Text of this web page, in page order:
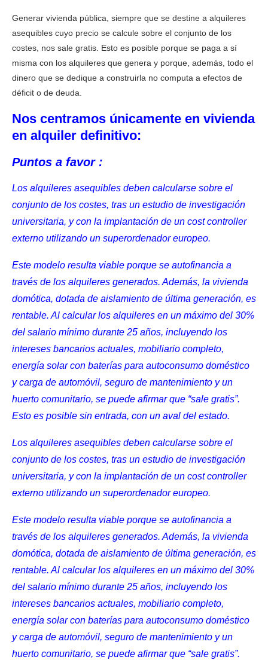
Generar vivienda pública, siempre que se destine a alquileres
asequibles cuyo precio se calcule sobre el conjunto de los
costes, nos sale gratis. Esto es posible porque se paga a sí
misma con los alquileres que genera y porque, además, todo el
dinero que se dedique a construirla no computa a efectos de
déficit o de deuda.
Nos centramos únicamente en vivienda
en alquiler definitivo:
Puntos a favor :
Los alquileres asequibles deben calcularse sobre el
conjunto de los costes, tras un estudio de investigación
universitaria, y con la implantación de un cost controller
externo utilizando un superordenador europeo.
Este modelo resulta viable porque se autofinancia a
través de los alquileres generados. Además, la vivienda
domótica, dotada de aislamiento de última generación, es
rentable. Al calcular los alquileres en un máximo del 30%
del salario mínimo durante 25 años, incluyendo los
intereses bancarios actuales, mobiliario completo,
energía solar con baterías para autoconsumo doméstico
y carga de automóvil, seguro de mantenimiento y un
huerto comunitario, se puede afirmar que “sale gratis”.
Esto es posible sin entrada, con un aval del estado.
Los alquileres asequibles deben calcularse sobre el
conjunto de los costes, tras un estudio de investigación
universitaria, y con la implantación de un cost controller
externo utilizando un superordenador europeo.
Este modelo resulta viable porque se autofinancia a
través de los alquileres generados. Además, la vivienda
domótica, dotada de aislamiento de última generación, es
rentable. Al calcular los alquileres en un máximo del 30%
del salario mínimo durante 25 años, incluyendo los
intereses bancarios actuales, mobiliario completo,
energía solar con baterías para autoconsumo doméstico
y carga de automóvil, seguro de mantenimiento y un
huerto comunitario, se puede afirmar que “sale gratis”.